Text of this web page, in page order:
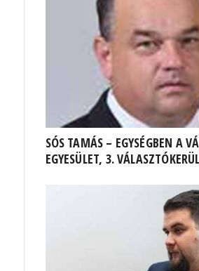
SÓS TAMÁS – EGYSÉGBEN A
EGYESÜLET, 3.